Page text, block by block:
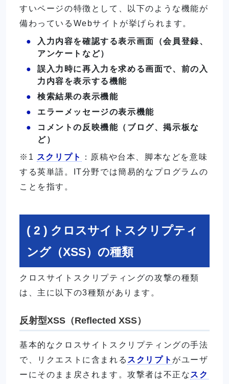
すいページの特徴として、以下のような機能が
備わっているWebサイトが挙げられます。
入力内容を確認する表示画面（会員登録、
アンケートなど）
誤入力時に再入力を求める画面で、前の入
力内容を表示する機能
検索結果の表示機能
エラーメッセージの表示機能
コメントの反映機能（ブログ、掲示板な
ど）
※1 スクリプト
：原稿や台本、脚本などを意味
する英単語。IT分野では簡易的なプログラムの
ことを指す。
( 2 ) クロスサイトスクリプティ
ング（XSS）の種類
クロスサイトスクリプティングの攻撃の種類
は、主に以下の3種類があります。
反射型XSS（Reflected XSS）
基本的なクロスサイトスクリプティングの手法
で、リクエストに含まれる スクリプト がユーザ
ーにそのまま戻されます。攻撃者は不正な スク